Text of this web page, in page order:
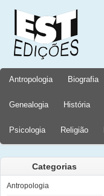
Antropologia Biografia
Genealogia História
Psicologia Religião
Categorias
Antropologia